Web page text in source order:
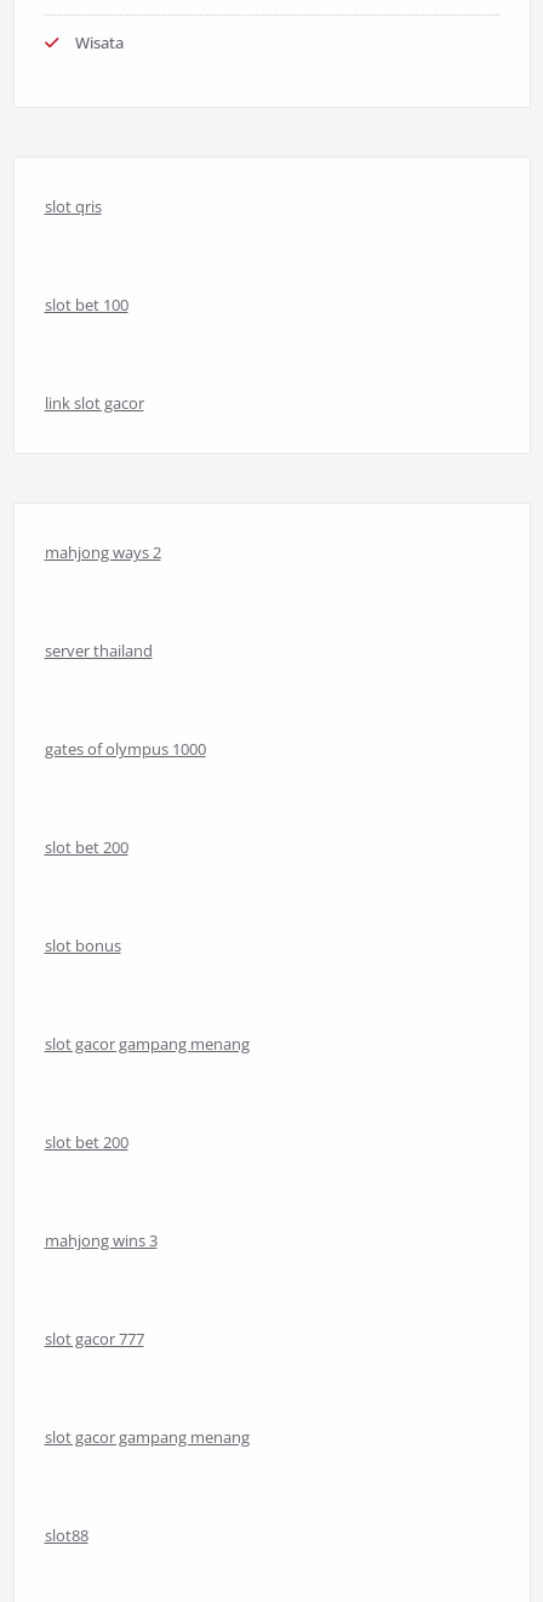
Wisata
slot qris
slot bet 100
link slot gacor
mahjong ways 2
server thailand
gates of olympus 1000
slot bet 200
slot bonus
slot gacor gampang menang
slot bet 200
mahjong wins 3
slot gacor 777
slot gacor gampang menang
slot88